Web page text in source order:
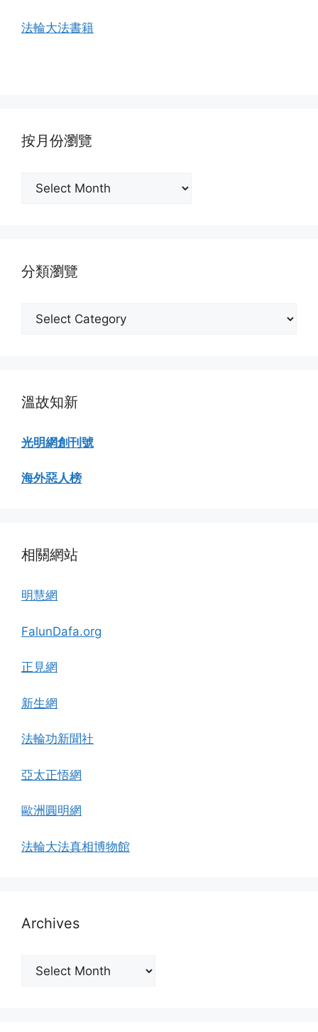
法輪大法書籍
按月份瀏覽
分類瀏覽
溫故知新
光明網創刊號
海外惡人榜
相關網站
明慧網
FalunDafa.org
正見網
新生網
法輪功新聞社
亞太正悟網
歐洲圓明網
法輪大法真相博物館
Archives
Archives